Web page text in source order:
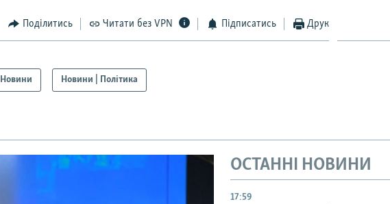
Поділитись Читати без VPN Підписатись Друк
Новини Новини | Політика
ОСТАННІ НОВИНИ
17:59